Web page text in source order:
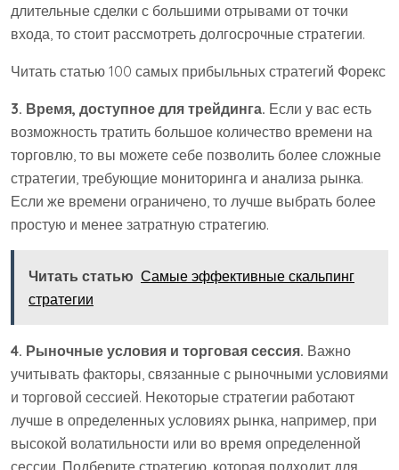
длительные сделки с большими отрывами от точки
входа, то стоит рассмотреть долгосрочные стратегии.
Читать статью 100 самых прибыльных стратегий Форекс
3. Время, доступное для трейдинга. Если у вас есть
возможность тратить большое количество времени на
торговлю, то вы можете себе позволить более сложные
стратегии, требующие мониторинга и анализа рынка.
Если же времени ограничено, то лучше выбрать более
простую и менее затратную стратегию.
Читать статью Самые эффективные скальпинг
стратегии
4. Рыночные условия и торговая сессия. Важно
учитывать факторы, связанные с рыночными условиями
и торговой сессией. Некоторые стратегии работают
лучше в определенных условиях рынка, например, при
высокой волатильности или во время определенной
сессии. Подберите стратегию, которая подходит для